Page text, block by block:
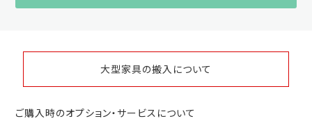
大型家具の搬入について
ご購入時のオプション・サービスについて